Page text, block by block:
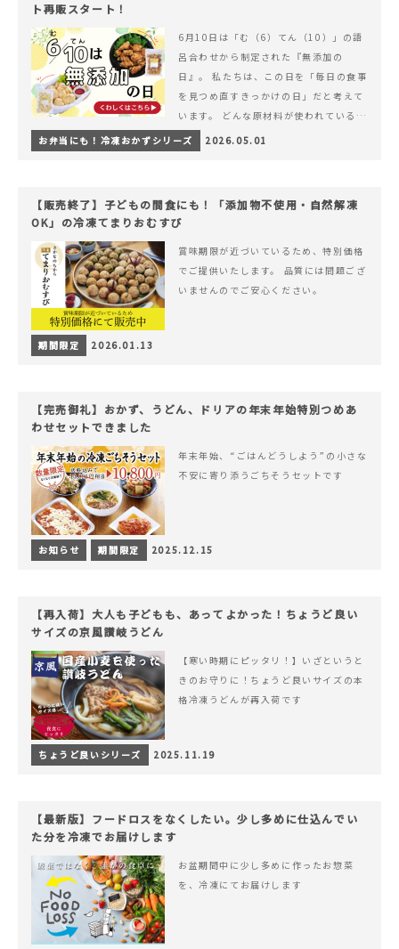
ト再販スタート！
6月10日は「む（6）てん（10）」の語
呂合わせから制定された『無添加の
日』。 私たちは、この日を「毎日の食事
を見つめ直すきっかけの日」だと考えて
います。 どんな原材料が使われているの
か。 どのようにつくられているのか。&
hellip; 続きを読む 【6月10日（無添加
お弁当にも！冷凍おかずシリーズ 2026.05.01
【販売終了】子どもの間食にも！「添加物不使用・自然解凍
OK」の冷凍てまりおむすび
賞味期限が近づいているため、特別価格
でご提供いたします。 品質には問題ござ
いませんのでご安心ください。
期間限定 2026.01.13
【完売御礼】おかず、うどん、ドリアの年末年始特別つめあ
わせセットできました
年末年始、“ごはんどうしよう”の小さな
不安に寄り添うごちそうセットです
お知らせ 期間限定 2025.12.15
【再入荷】大人も子どもも、あってよかった！ちょうど良い
サイズの京風讃岐うどん
【寒い時期にピッタリ！】いざというと
きのお守りに！ちょうど良いサイズの本
格冷凍うどんが再入荷です
ちょうど良いシリーズ 2025.11.19
【最新版】フードロスをなくしたい。少し多めに仕込んでい
た分を冷凍でお届けします
お盆期間中に少し多めに作ったお惣菜
を、冷凍にてお届けします